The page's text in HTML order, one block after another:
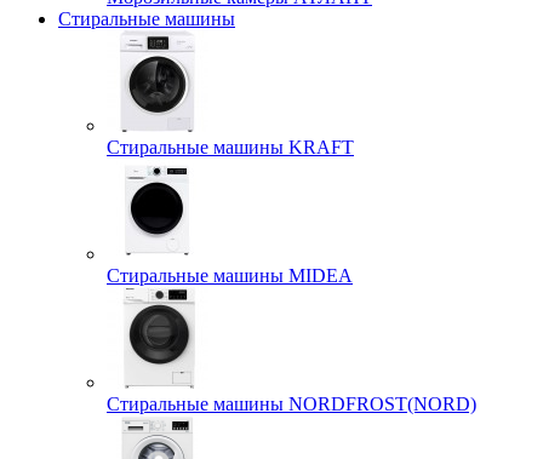
Стиральные машины
Стиральные машины KRAFT
Стиральные машины MIDEA
Стиральные машины NORDFROST(NORD)